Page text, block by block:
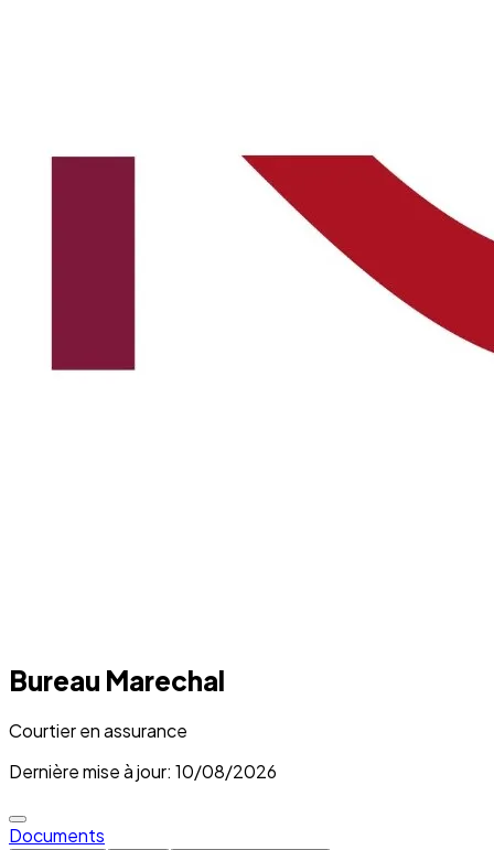
Bureau Marechal
Courtier en assurance
Dernière mise à jour: 10/08/2026
Documents